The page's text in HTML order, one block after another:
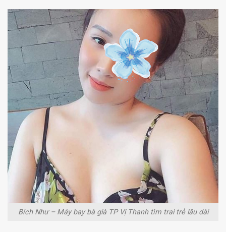
Bích Như – Máy bay bà già TP Vị Thanh tìm trai trẻ lâu dài